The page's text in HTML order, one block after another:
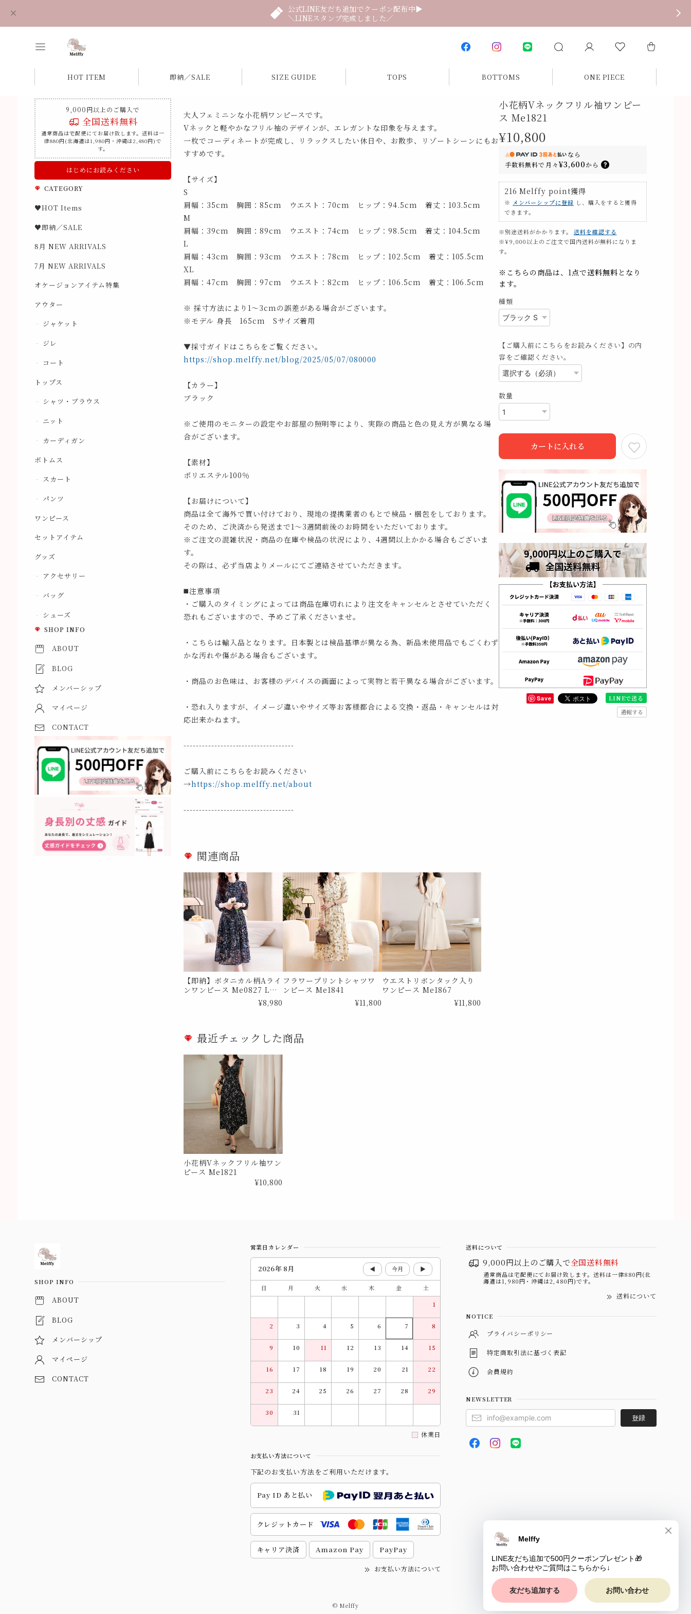
公式LINE友だち追加でクーポン配布中▶
＼LINEスタンプ完成しました／
HOT ITEM 即納／SALE SIZE GUIDE TOPS BOTTOMS ONE PIECE
9,000円以上のご購入で
全国送料無料
通常商品は宅配便にてお届け致します。送料は一
律880円(北海道は1,980円・沖縄は2,480円)で
す。
はじめにお読みください
CATEGORY
♥HOT Items
♥即納／SALE
8月 NEW ARRIVALS
7月 NEW ARRIVALS
オケージョンアイテム特集
アウター
ジャケット
ジレ
コート
トップス
シャツ・ブラウス
ニット
カーディガン
ボトムス
スカート
パンツ
ワンピース
セットアイテム
グッズ
アクセサリー
バッグ
シューズ
SHOP INFO
ABOUT
BLOG
メンバーシップ
マイページ
CONTACT
大人フェミニンな小花柄ワンピースです。
Vネックと軽やかなフリル袖のデザインが、エレガントな印象を与えます。
一枚でコーディネートが完成し、リラックスしたい休日や、お散歩、リゾートシーンにもお
すすめです。
【サイズ】
S
肩幅：35cm 胸囲：85cm ウエスト：70cm ヒップ：94.5cm 着丈：103.5cm
M
肩幅：39cm 胸囲：89cm ウエスト：74cm ヒップ：98.5cm 着丈：104.5cm
L
肩幅：43cm 胸囲：93cm ウエスト：78cm ヒップ：102.5cm 着丈：105.5cm
XL
肩幅：47cm 胸囲：97cm ウエスト：82cm ヒップ：106.5cm 着丈：106.5cm
※ 採寸方法により1～3cmの誤差がある場合がございます。
※モデル 身長 165cm Sサイズ着用
▼採寸ガイドはこちらをご覧ください。
https://shop.melffy.net/blog/2025/05/07/080000
【カラー】
ブラック
※ご使用のモニターの設定やお部屋の照明等により、実際の商品と色の見え方が異なる場
合がございます。
【素材】
ポリエステル100％
【お届けについて】
商品は全て海外で買い付けており、現地の提携業者のもとで検品・梱包をしております。
そのため、ご決済から発送まで1～3週間前後のお時間をいただいております。
※ご注文の混雑状況・商品の在庫や検品の状況により、4週間以上かかる場合もございま
す。
その際は、必ず当店よりメールにてご連絡させていただきます。
◼️注意事項
・ご購入のタイミングによっては商品在庫切れにより注文をキャンセルとさせていただく
恐れもございますので、予めご了承くださいませ。
・こちらは輸入品となります。日本製とは検品基準が異なる為、新品未使用品でもごくわず
かな汚れや傷がある場合もございます。
・商品のお色味は、お客様のデバイスの画面によって実物と若干異なる場合がございます。
・恐れ入りますが、イメージ違いやサイズ等お客様都合による交換・返品・キャンセルは対
応出来かねます。
------------------------------------
ご購入前にこちらをお読みください
→https://shop.melffy.net/about
------------------------------------
小花柄Vネックフリル袖ワンピー
ス Me1821
¥10,800
なら
手数料無料で 月々¥3,600から
216 Melffy point獲得
※ メンバーシップに登録 し、購入をすると獲得
できます。
※別途送料がかかります。
送料を確認する
※¥9,000以上のご注文で国内送料が無料になりま
す。
※こちらの商品は、1点で送料無料 となり
ます。
種類
【ご購入前にこちらをお読みください】の内
容をご確認ください。
数量
カートに入れる
Save
LINEで送る
通報する
関連商品
【即納】ボタニカル柄Aライ
ンワンピース Me0827 Lサ
¥8,980
フラワープリントシャツワ
ンピース Me1841
¥11,800
ウエストリボンタック入り
ワンピース Me1867
¥11,800
最近チェックした商品
小花柄Vネックフリル袖ワン
ピース Me1821
¥10,800
Information
SHOP INFO
ABOUT
BLOG
メンバーシップ
マイページ
CONTACT
営業日カレンダー
2026年 8月 ◀ 今月 ▶
日 月 火 水 木 金
土
1
2 3 4 5 6 7 8
9 10 11 12 13 14 15
16 17 18 19 20 21 22
23 24 25 26 27 28 29
30 31
休業日
お支払い方法について
下記のお支払い方法をご利用いただけます。
Pay ID あと払い
クレジットカード
キャリア決済 Amazon Pay PayPay
お支払い方法について
送料について
9,000円以上のご購入で全国送料無料
通常商品は宅配便にてお届け致します。送料は一律880円(北
海道は1,980円・沖縄は2,480円)です。
送料について
NOTICE
プライバシーポリシー
特定商取引法に基づく表記
会員規約
NEWSLETTER
登録
© Melffy